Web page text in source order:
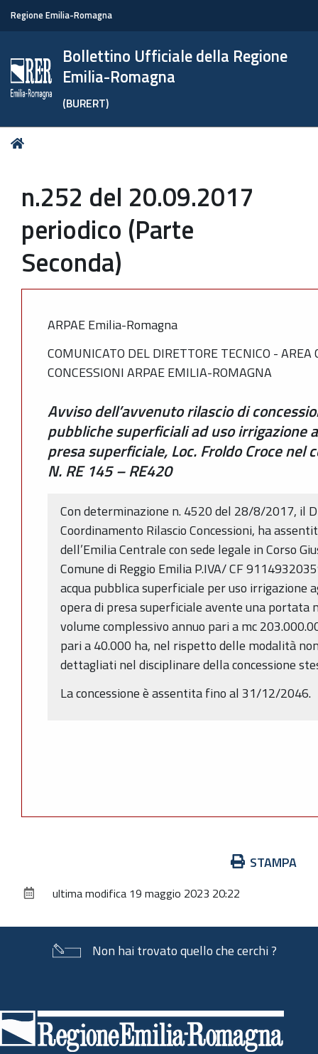
Regione Emilia-Romagna
Bollettino Ufficiale della Regione
Emilia-Romagna
(BURERT)
Tu
n.252 del 20.09.2017
periodico (Parte
Seconda)
ARPAE Emilia-Romagna
COMUNICATO DEL DIRETTORE TECNICO -
CONCESSIONI ARPAE EMILIA-ROMAGNA
Avviso dell’avvenuto rilascio di
pubbliche superficiali ad uso irrigazione
presa superficiale, Loc. Froldo Croce nel
N. RE 145 – RE420
Con determinazione n. 4520 del 28/8/2017, il
Coordinamento Rilascio Concessioni, ha
dell’Emilia Centrale con sede legale in Corso
Comune di Reggio Emilia P.IVA/ CF
acqua pubblica superficiale per uso irrigazione
opera di presa superficiale avente una portata
volume complessivo annuo pari a mc
pari a 40.000 ha, nel rispetto delle modalità
dettagliati nel disciplinare della concessione
La concessione è assentita fino al 31/12/2046.
documento
STAMPA
ultima modifica 19 maggio 2023 20:22
Non hai trovato quello che cerchi ?
di
pagina